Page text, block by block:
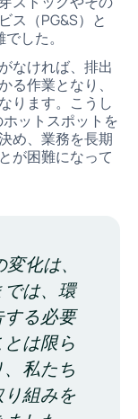
ス（PG&S）と
した。
なければ、排出
る作業となり、
ります。こうし
ットスポットを
め、業務を長期
が困難になって
化は、
は、環
る必要
は限ら
私たち
組みを